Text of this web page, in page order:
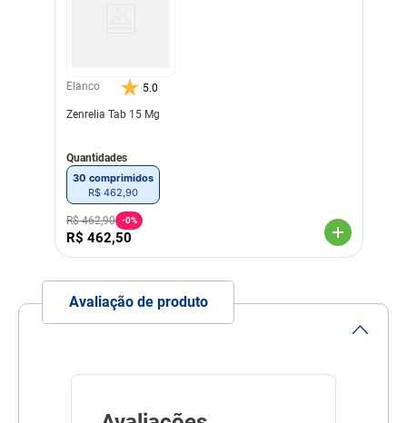
Dimensões
Composição
Elanco 5.0
Zenrelia Tab 15 Mg
Quantidades
30 comprimidos
R$ 462 90
R$ 462,90 -0%
R$ 462,50
Avaliação de produto